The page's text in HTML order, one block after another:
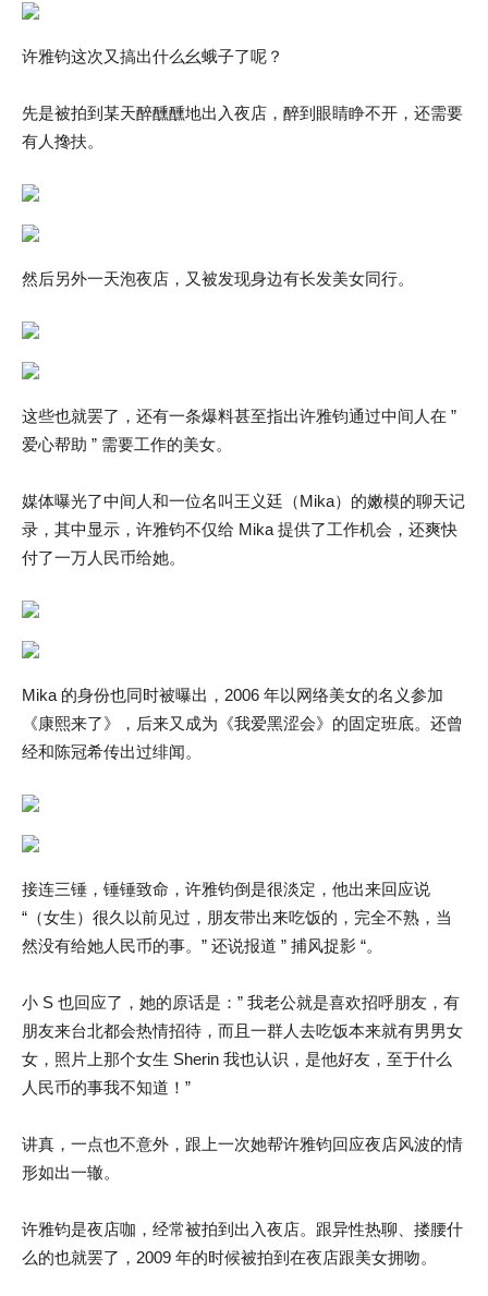
许雅钧这次又搞出什么幺蛾子了呢？
先是被拍到某天醉醺醺地出入夜店，醉到眼睛睁不开，还需要
有人搀扶。
然后另外一天泡夜店，又被发现身边有长发美女同行。
这些也就罢了，还有一条爆料甚至指出许雅钧通过中间人在 ”
爱心帮助 ” 需要工作的美女。
媒体曝光了中间人和一位名叫王义廷（Mika）的嫩模的聊天记
录，其中显示，许雅钧不仅给 Mika 提供了工作机会，还爽快
付了一万人民币给她。
Mika 的身份也同时被曝出，2006 年以网络美女的名义参加
《康熙来了》，后来又成为《我爱黑涩会》的固定班底。还曾
经和陈冠希传出过绯闻。
接连三锤，锤锤致命，许雅钧倒是很淡定，他出来回应说
“（女生）很久以前见过，朋友带出来吃饭的，完全不熟，当
然没有给她人民币的事。” 还说报道 ” 捕风捉影 “。
小 S 也回应了，她的原话是：” 我老公就是喜欢招呼朋友，有
朋友来台北都会热情招待，而且一群人去吃饭本来就有男男女
女，照片上那个女生 Sherin 我也认识，是他好友，至于什么
人民币的事我不知道！”
讲真，一点也不意外，跟上一次她帮许雅钧回应夜店风波的情
形如出一辙。
许雅钧是夜店咖，经常被拍到出入夜店。跟异性热聊、搂腰什
么的也就罢了，2009 年的时候被拍到在夜店跟美女拥吻。